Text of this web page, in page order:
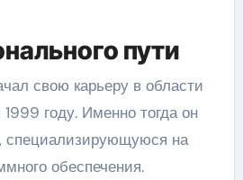
пути
свою карьеру в области
году. Именно тогда он
специализирующуюся на
обеспечения.